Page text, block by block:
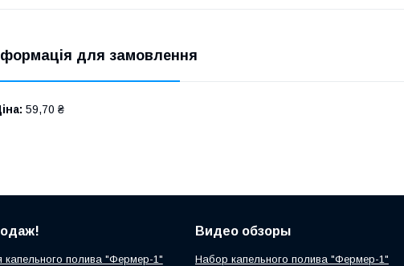
для замовлення
59,70 ₴
полива "Фермер-1"
Видео обзоры
Набор капельного полива "Фермер-1"